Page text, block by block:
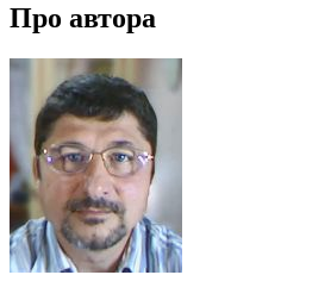
Про автора